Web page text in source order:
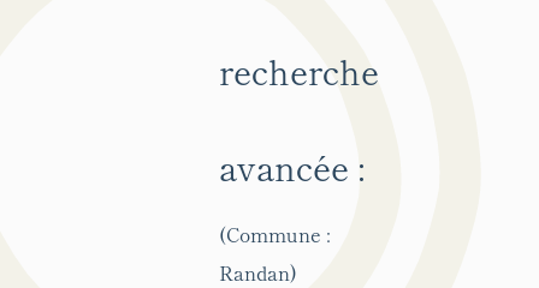
recherche
avancée :
(Commune :
Randan)